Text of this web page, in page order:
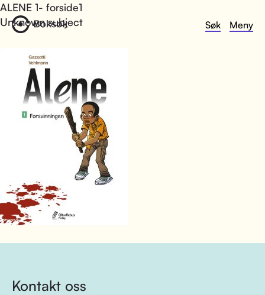
Søk Meny
ALENE 1- forside1
Unknown subject
Kontakt oss